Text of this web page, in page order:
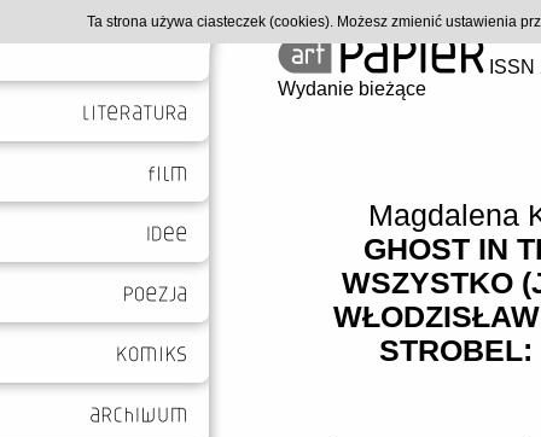
Wydanie bieżące
Magdalena
GHOST IN
WSZYSTKO
STROBEL:
Ta strona używa ciasteczek (cookies). Możesz zmienić ustawienia